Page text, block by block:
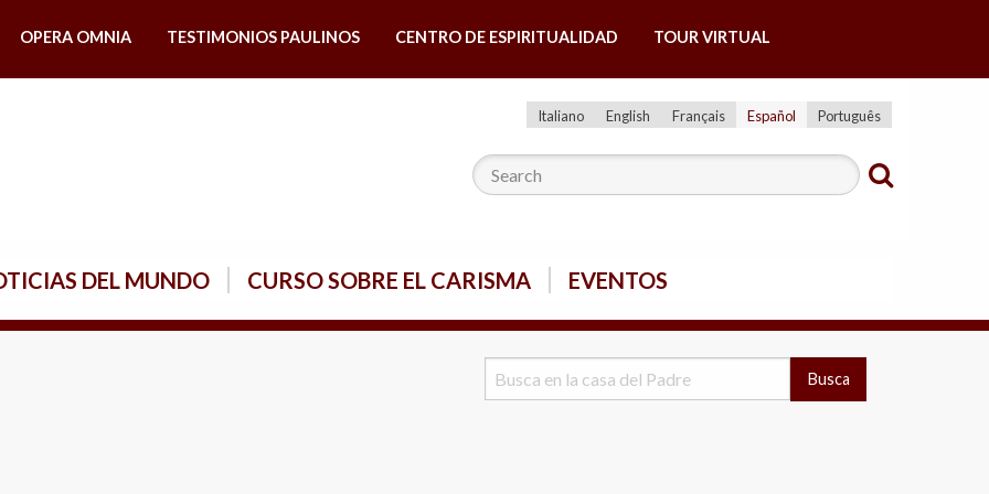
OPERA OMNIA TESTIMONIOS PAULINOS CENTRO DE ESPIRITUALIDAD TOUR VIRTUAL
Italiano English Français Español Português
DEL MUNDO CURSO SOBRE EL CARISMA EVENTOS
Busca